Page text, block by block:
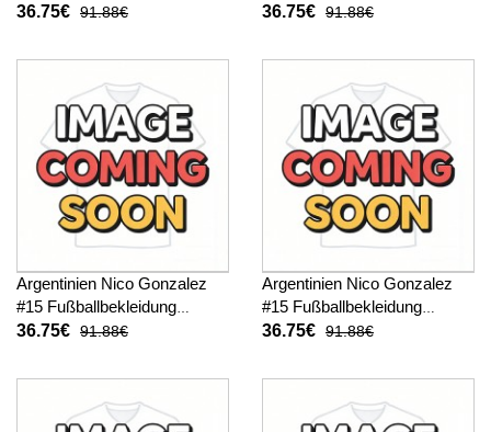
Heimtrikot Kinder WM 2026
36.75€ 91.88€
Auswärtstrikot Kinder WM
hosen)
36.75€ 91.88€
Argentinien Nico Gonzalez
#15 Fußballbekleidung
Heimtrikot Kinder WM 2026
36.75€ 91.88€
Argentinien Nico Gonzalez
#15 Fußballbekleidung
Auswärtstrikot Kinder WM
hosen)
36.75€ 91.88€